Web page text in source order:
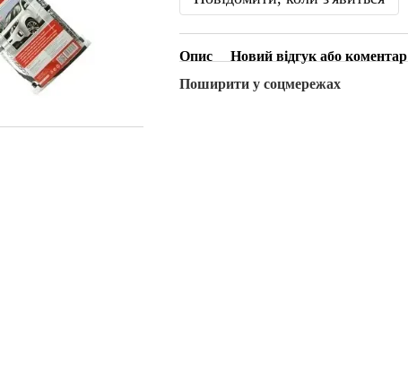
Опис
Новий відгук або коментар
Поширити у соцмережах